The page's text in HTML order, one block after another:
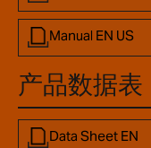
Manual EN US
产品数据表
Data Sheet EN